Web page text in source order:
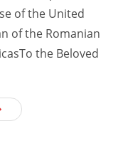
of the United
of the Romanian
the Beloved